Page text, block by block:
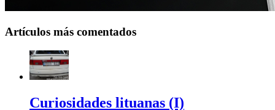
Artículos más comentados
Curiosidades lituanas (I)